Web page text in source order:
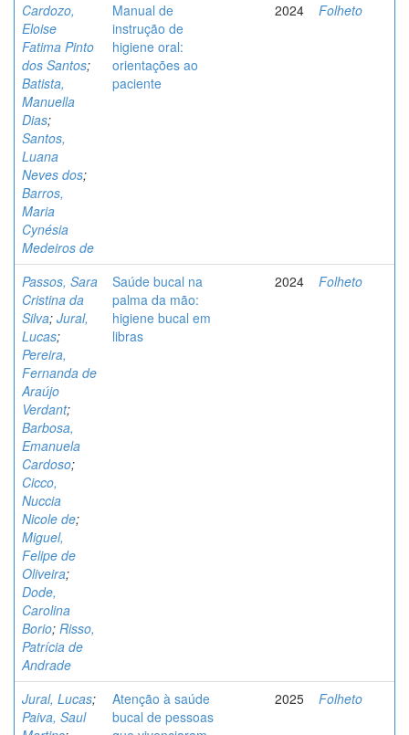
Cardozo,
Eloise
Fatima Pinto
dos Santos;
Batista,
Manuella
Dias;
Santos,
Luana
Neves dos;
Barros,
Maria
Cynésia
Medeiros de
Manual de
instrução de
higiene oral:
orientações ao
paciente
2024 Folheto
Passos, Sara
Cristina da
Silva; Jural,
Lucas;
Pereira,
Fernanda de
Araújo
Verdant;
Barbosa,
Emanuela
Cardoso;
Cicco,
Nuccia
Nicole de;
Miguel,
Felipe de
Oliveira;
Dode,
Carolina
Borio; Risso,
Patrícia de
Andrade
Saúde bucal na
palma da mão:
higiene bucal em
libras
2024 Folheto
Jural, Lucas;
Paiva, Saul
Atenção à saúde
bucal de pessoas
2025 Folheto